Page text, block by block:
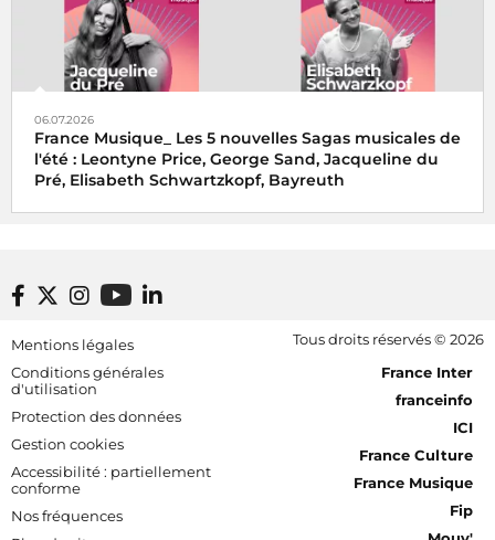
06.07.2026
France Musique_ Les 5 nouvelles Sagas musicales de
l'été : Leontyne Price, George Sand, Jacqueline du
Pré, Elisabeth Schwartzkopf, Bayreuth
Footer bottom
Mentions légales
Conditions générales
d'utilisation
Protection des données
Gestion cookies
Accessibilité : partiellement
conforme
Nos fréquences
Tous droits réservés © 2026
[RDF] Pied de page - Mobile
France Inter
franceinfo
ICI
France Culture
France Musique
Fip